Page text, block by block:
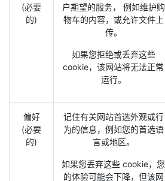
(必要
的)
户期望的服务， 例如维护购
物车的内容，或允许文件上
传。
如果您拒绝或丢弃这些
cookie，该网站将无法正常
运行。
偏好
(必要
的)
记住有关网站首选外观或行
为的信息，例如您的首选语
言或地区。
如果您丢弃这些 cookie，您
的体验可能会下降，但该网